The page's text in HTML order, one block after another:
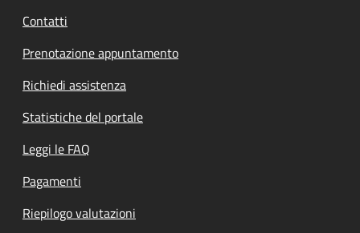
Contatti
Prenotazione appuntamento
Richiedi assistenza
Statistiche del portale
Leggi le FAQ
Pagamenti
Riepilogo valutazioni